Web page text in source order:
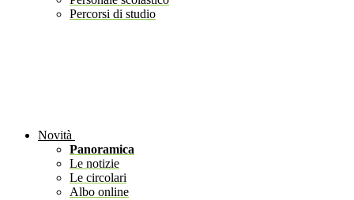
Percorsi di studio
Novità
Panoramica
Le notizie
Le circolari
Albo online